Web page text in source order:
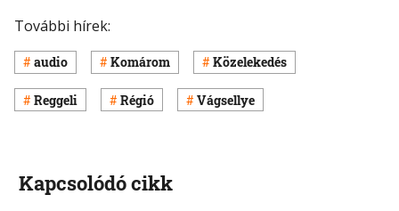
További hírek:
audio Komárom Közelekedés
Reggeli Régió Vágsellye
Kapcsolódó cikk